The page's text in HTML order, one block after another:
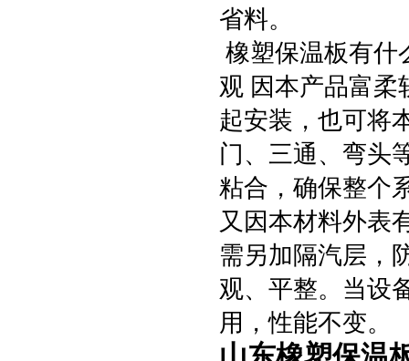
省料。
橡塑保温板有什
观 因本产品富柔
起安装，也可将
门、三通、弯头
粘合，确保整个
又因本材料外表
需另加隔汽层，
观、平整。当设
用，性能不变。